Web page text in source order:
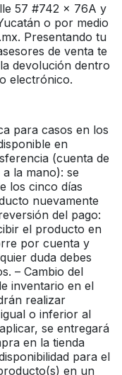
57 #742 x 76A y
o por medio
Presentando tu
de venta te
devolución dentro
electrónico.
para casos en los
en
(cuenta de
la mano): se
los cinco días
nuevamente
del pago:
el producto en
por cuenta y
duda debes
– Cambio del
inventario en el
realizar
o inferior al
se entregará
en la tienda
para el
en un